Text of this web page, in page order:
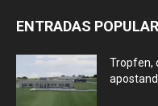
ENTRADAS
Tropfen,